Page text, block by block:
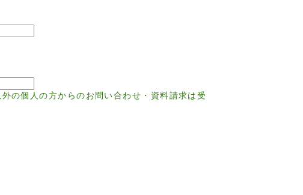
の個人の方からのお問い合わせ・資料請求は受